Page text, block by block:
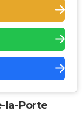
la-Porte